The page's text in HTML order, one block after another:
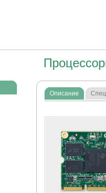
Описание